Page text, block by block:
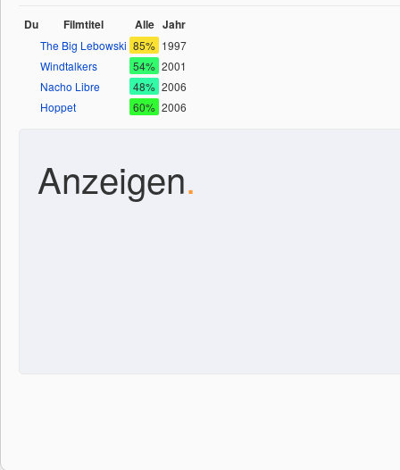
Du Filmtitel Alle Jahr
The Big Lebowski 85% 1997
Windtalkers
54% 2001
Nacho Libre
48% 2006
Hoppet
60% 2006
Anzeigen.